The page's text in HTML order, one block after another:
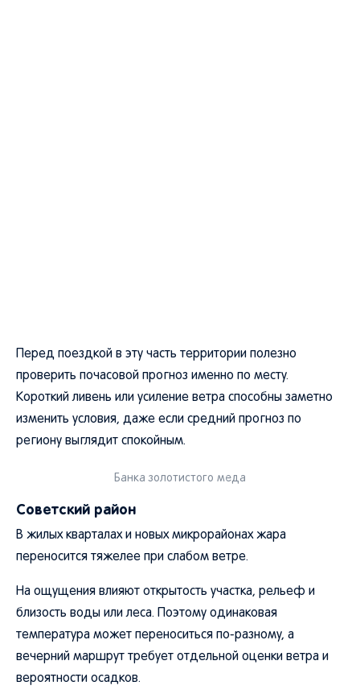
Перед поездкой в эту часть территории полезно
проверить почасовой прогноз именно по месту.
Короткий ливень или усиление ветра способны заметно
изменить условия, даже если средний прогноз по
региону выглядит спокойным.
Банка золотистого меда
Советский район
В жилых кварталах и новых микрорайонах жара
переносится тяжелее при слабом ветре.
На ощущения влияют открытость участка, рельеф и
близость воды или леса. Поэтому одинаковая
температура может переноситься по-разному, а
вечерний маршрут требует отдельной оценки ветра и
вероятности осадков.